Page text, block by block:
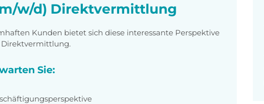
w/d) Direktvermittlung
Kunden bietet sich diese interessante Perspektive
Sie: